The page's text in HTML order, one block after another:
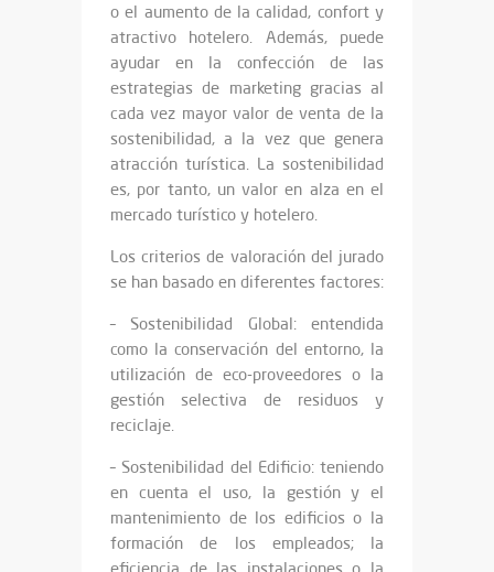
o el aumento de la calidad, confort y
atractivo hotelero. Además, puede
ayudar en la confección de las
estrategias de marketing gracias al
cada vez mayor valor de venta de la
sostenibilidad, a la vez que genera
atracción turística. La sostenibilidad
es, por tanto, un valor en alza en el
mercado turístico y hotelero.
Los criterios de valoración del jurado
se han basado en diferentes factores:
– Sostenibilidad Global: entendida
como la conservación del entorno, la
utilización de eco-proveedores o la
gestión selectiva de residuos y
reciclaje.
– Sostenibilidad del Edificio: teniendo
en cuenta el uso, la gestión y el
mantenimiento de los edificios o la
formación de los empleados; la